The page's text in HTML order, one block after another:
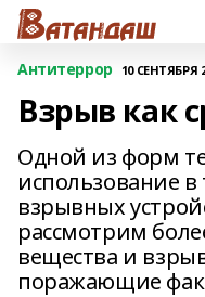
Антитеррор 10 СЕНТЯБРЯ
Взрыв как
Одной из форм
использование
взрывных
рассмотрим
вещества и
поражающие